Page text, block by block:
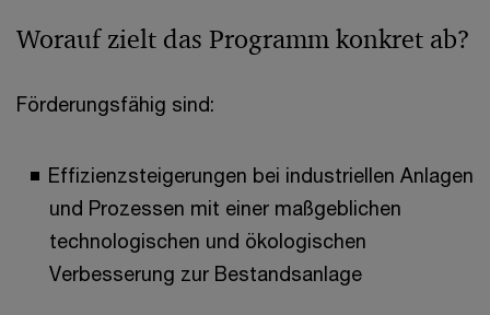
Worauf zielt das Programm konkret ab?
Förderungsfähig sind:
Effizienzsteigerungen bei industriellen Anlagen
und Prozessen mit einer maßgeblichen
technologischen und ökologischen
Verbesserung zur Bestandsanlage